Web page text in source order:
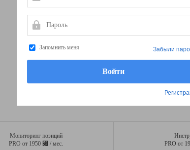
Мониторинг позиций
PRO от 1950 ⃏ / мес.
PRO от
Пароль
Запомнить меня Забыли